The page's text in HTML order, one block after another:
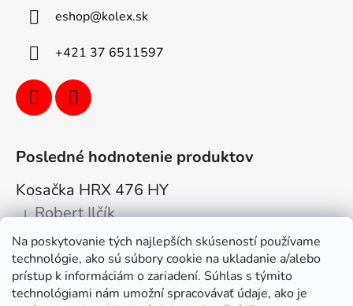
Na poskytovanie tých najlepších skúseností používame
technológie, ako sú súbory cookie na ukladanie a/alebo
prístup k informáciám o zariadení. Súhlas s týmito
technológiami nám umožní spracovávať údaje, ako je
eshop@kolex.sk
+421 37 6511597
Posledné hodnotenie produktov
Kosačka HRX 476 HY
Hodnotenie produktu je 5 z 5 hviezdičiek.
| Robert Ilčík
Super. Odporúčam
Facebook